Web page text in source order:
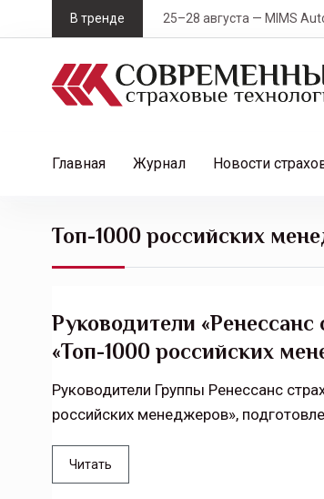
k
В тренде 25–28 августа — MIMS
Главная Журнал Новости
Топ-1000 российских
Руководители «Ренессанс
«Топ-1000 российских
Руководители Группы Ренессанс
российских менеджеров»,
Читать